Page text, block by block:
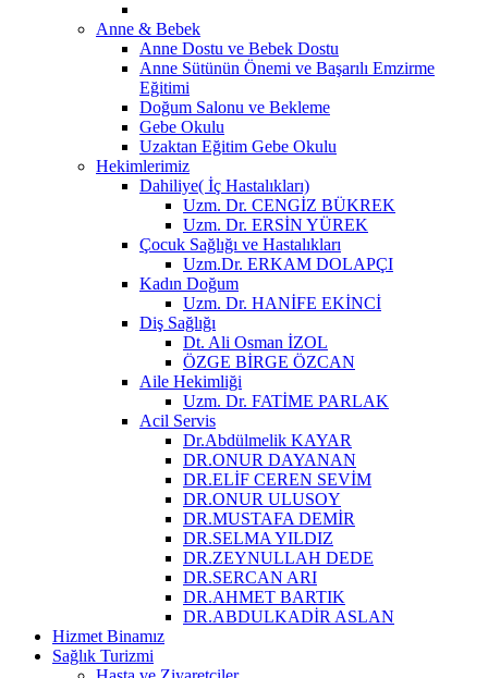
Anne & Bebek
Anne Dostu ve Bebek Dostu
Anne Sütünün Önemi ve Başarılı Emzirme
Eğitimi
Doğum Salonu ve Bekleme
Gebe Okulu
Uzaktan Eğitim Gebe Okulu
Hekimlerimiz
Dahiliye( İç Hastalıkları)
Uzm. Dr. CENGİZ BÜKREK
Uzm. Dr. ERSİN YÜREK
Çocuk Sağlığı ve Hastalıkları
Uzm.Dr. ERKAM DOLAPÇI
Kadın Doğum
Uzm. Dr. HANİFE EKİNCİ
Diş Sağlığı
Dt. Ali Osman İZOL
ÖZGE BİRGE ÖZCAN
Aile Hekimliği
Uzm. Dr. FATİME PARLAK
Acil Servis
Dr.Abdülmelik KAYAR
DR.ONUR DAYANAN
DR.ELİF CEREN SEVİM
DR.ONUR ULUSOY
DR.MUSTAFA DEMİR
DR.SELMA YILDIZ
DR.ZEYNULLAH DEDE
DR.SERCAN ARI
DR.AHMET BARTIK
DR.ABDULKADİR ASLAN
Hizmet Binamız
Sağlık Turizmi